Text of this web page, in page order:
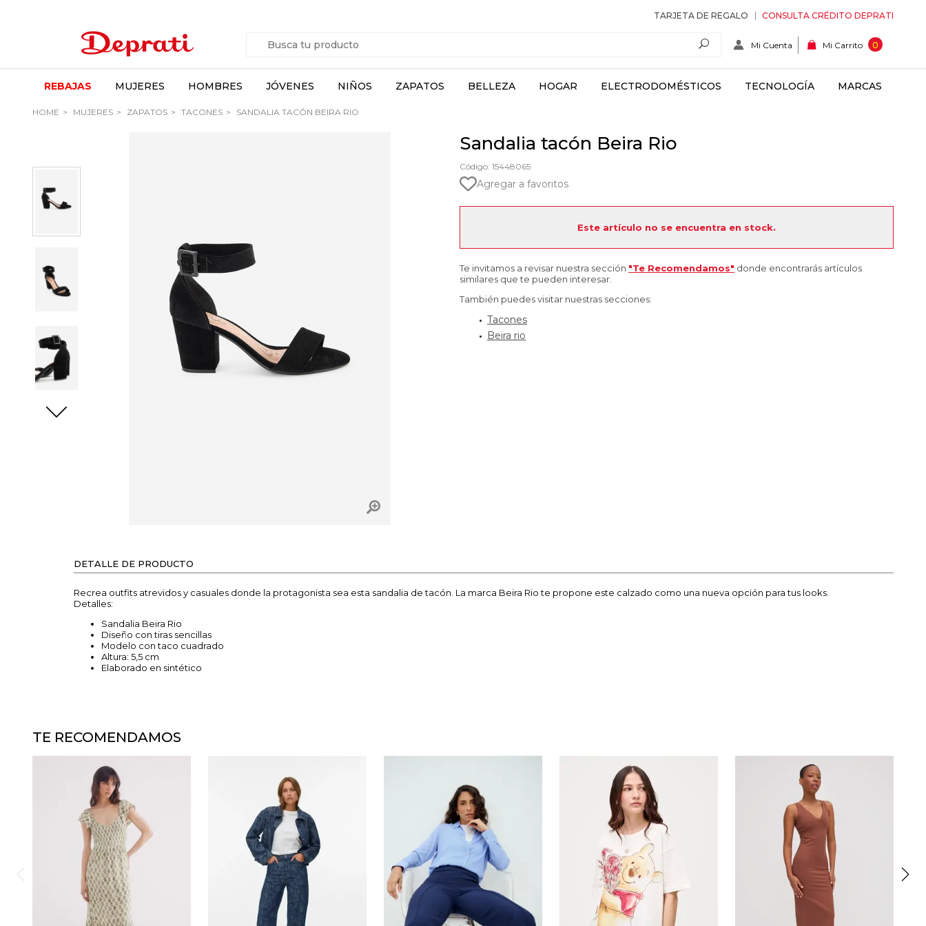
TARJETA DE REGALO CONSULTA CRÉDITO DEPRATI
Mi Cuenta Mi Carrito 0
REBAJAS MUJERES HOMBRES JÓVENES NIÑOS ZAPATOS BELLEZA HOGAR ELECTRODOMÉSTICOS TECNOLOGÍA MARCAS
HOME MUJERES ZAPATOS TACONES SANDALIA TACÓN BEIRA RIO
Sandalia tacón Beira Rio
Código: 15448065
Agregar a favoritos
Este artículo no se encuentra en stock.
Te invitamos a revisar nuestra sección "Te Recomendamos" donde encontrarás artículos
similares que te pueden interesar.
También puedes visitar nuestras secciones:
Tacones
Beira rio
DETALLE DE PRODUCTO
Recrea outfits atrevidos y casuales donde la protagonista sea esta sandalia de tacón. La marca Beira Rio te propone este calzado como una nueva opción para tus looks.
Detalles:
Sandalia Beira Rio
Diseño con tiras sencillas
Modelo con taco cuadrado
Altura: 5,5 cm
Elaborado en sintético
TE RECOMENDAMOS